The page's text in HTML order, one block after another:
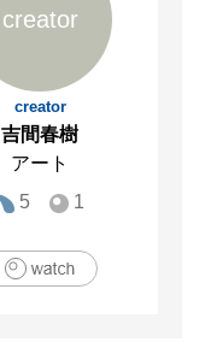
creator
creator
吉間春樹
アート
5
1